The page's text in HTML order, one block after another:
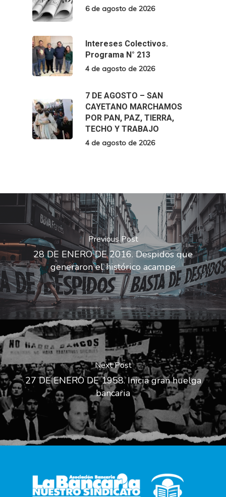
6 de agosto de 2026
Intereses Colectivos.
Programa N° 213
4 de agosto de 2026
7 DE AGOSTO – SAN
CAYETANO MARCHAMOS
POR PAN, PAZ, TIERRA,
TECHO Y TRABAJO
4 de agosto de 2026
Previous Post
28 DE ENERO DE 2016. Despidos que
generaron el histórico acampe
Next Post
27 DE ENERO DE 1958. Inicia gran huelga
bancaria